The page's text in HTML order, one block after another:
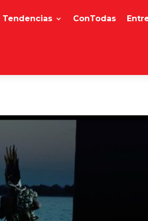
Tendencias ConTodas